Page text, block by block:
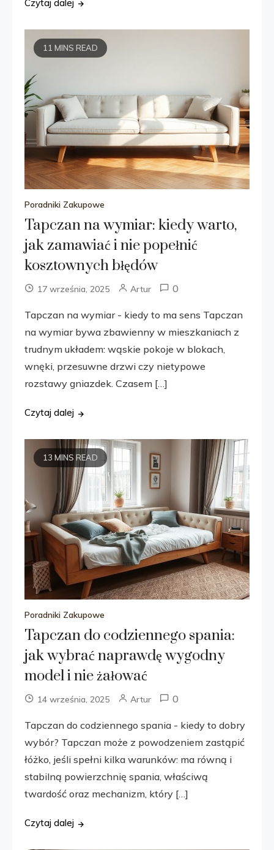
Czytaj dalej
11 MINS READ
Poradniki Zakupowe
Tapczan na wymiar: kiedy warto,
jak zamawiać i nie popełnić
kosztownych błędów
17 września, 2025 Artur 0
Tapczan na wymiar - kiedy to ma sens Tapczan
na wymiar bywa zbawienny w mieszkaniach z
trudnym układem: wąskie pokoje w blokach,
wnęki, przesuwne drzwi czy nietypowe
rozstawy gniazdek. Czasem […]
Czytaj dalej
13 MINS READ
Poradniki Zakupowe
Tapczan do codziennego spania:
jak wybrać naprawdę wygodny
model i nie żałować
14 września, 2025 Artur 0
Tapczan do codziennego spania - kiedy to dobry
wybór? Tapczan może z powodzeniem zastąpić
łóżko, jeśli spełni kilka warunków: ma równą i
stabilną powierzchnię spania, właściwą
twardość oraz mechanizm, który […]
Czytaj dalej